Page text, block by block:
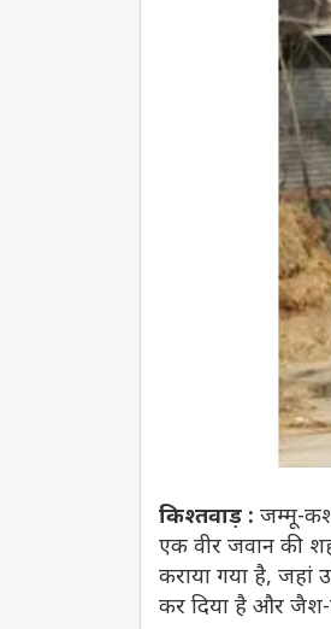
किश्तवाड़ : जम्मू-
एक वीर जवान की
कराया गया है, जहां
कर दिया है और जैश-